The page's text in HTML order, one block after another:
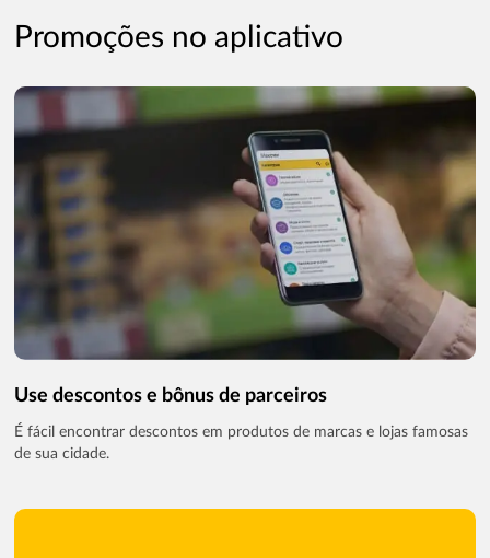
Promoções no aplicativo
Use descontos e bônus de parceiros
É fácil encontrar descontos em produtos de marcas e lojas famosas
de sua cidade.